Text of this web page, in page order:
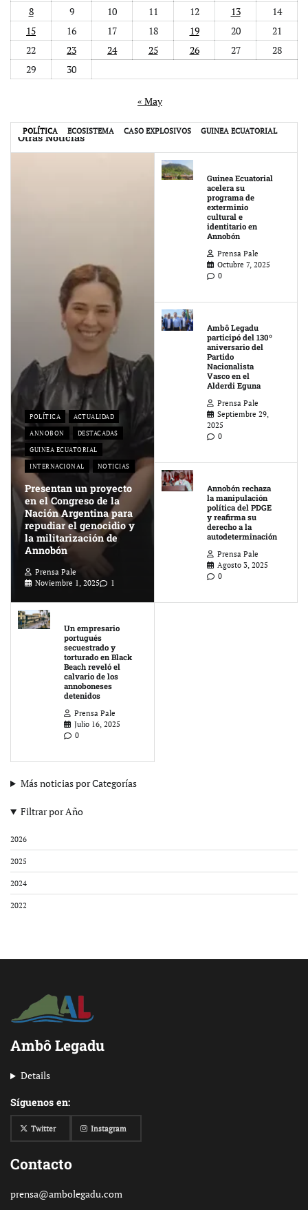
8
9 10 11 12 13
14
15
16 17 18 19 20
21
22
23 24 25 26 27
28
29
30
« May
Otras Noticias
POLÍTICA ECOSISTEMA CASO EXPLOSIVOS GUINEA ECUATORIAL
POLÍTICA
ACTUALIDAD
ANNOBON
DESTACADAS
GUINEA ECUATORIAL
INTERNACIONAL
NOTICIAS
Presentan un proyecto
en el Congreso de la
Nación Argentina para
repudiar el genocidio y
la militarización de
Annobón
Prensa Pale
Noviembre 1, 2025
1
Guinea Ecuatorial
acelera su
programa de
exterminio
cultural e
identitario en
Annobón
Prensa Pale
Octubre 7, 2025
0
Ambô Legadu
participó del 130º
aniversario del
Partido
Nacionalista
Vasco en el
Alderdi Eguna
Prensa Pale
Septiembre 29,
2025
0
Annobón rechaza
la manipulación
política del PDGE
y reafirma su
derecho a la
autodeterminación
Prensa Pale
Agosto 3, 2025
0
Un empresario
portugués
secuestrado y
torturado en Black
Beach reveló el
calvario de los
annoboneses
detenidos
Prensa Pale
Julio 16, 2025
0
Más noticias por Categorías
Filtrar por Año
2026
2025
2024
2022
Ambô Legadu
Details
Síguenos en:
Twitter Instagram
Contacto
prensa@ambolegadu.com